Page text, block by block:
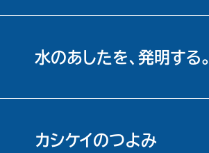
水のあしたを、発明する。
カシケイのつよみ